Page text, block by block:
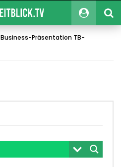
Business-Präsentation TB-